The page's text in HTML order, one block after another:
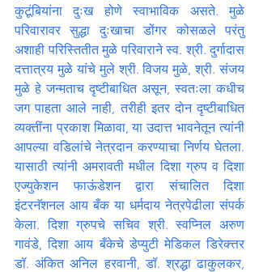
कुटूंबियांना दुःख होणे स्वाभाविक असते. मुळे
परिवारावर सुद्धा दुःखाचा डोंगर कोसळले परंतु
अशाही परिस्तितीत मुळे परिवाराने स्व. श्री. दुर्गादास
दत्तात्रय मुळे यांचे मुले श्री. विजय मुळे, श्री. संजय
मुळे हे जन्मताच दृष्टीबाधित असून, स्वतःला कधीच
जग पाहता आले नाही, तरीही इतर दोन दृष्टीबाधित
व्यक्तींना प्रकाश मिळावा, या उदात्त भावनेतून त्यांनी
आपल्या वडिलांचे नेत्रदान करण्याचा निर्णय घेतला.
यासाठी त्यांनी अमरावती मधील दिशा ग्रुप व दिशा
एज्युकेशन फाऊंडेशन द्वारा संचालित दिशा
इंटरनॅशनल आय बँक या धर्मदाय नेत्रपेढीला संपर्क
केला. दिशा ग्रुपचे सचिव श्री. स्वप्निल अरुण
गावंडे, दिशा आय बँकेचे डेप्युटी मेडिकल डिरेक्त्तर
डॉ. अंकित अनिल हरवानी, डॉ. श्रद्धा ढाकुलकर,